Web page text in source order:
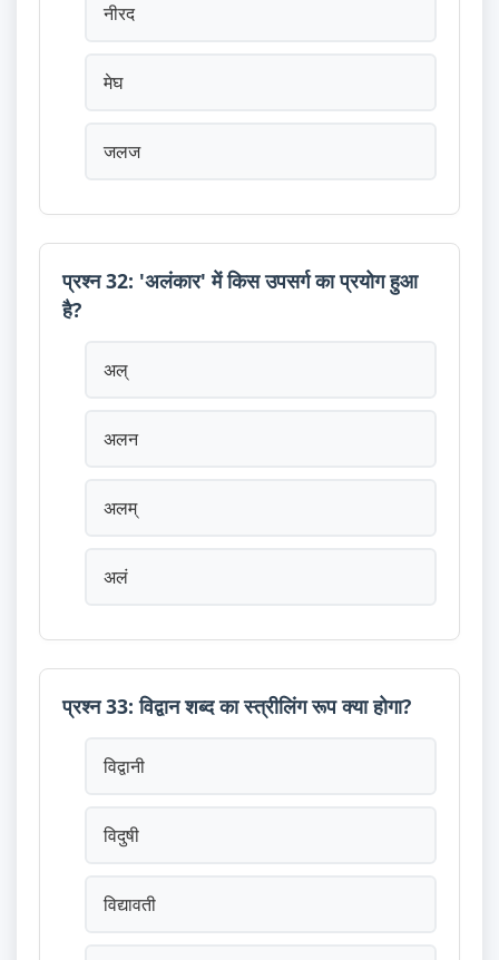
नीरद
मेघ
जलज
प्रश्न 32: 'अलंकार' में किस उपसर्ग का प्रयोग हुआ
है?
अल्
अलन
अलम्
अलं
प्रश्न 33: विद्वान शब्द का स्त्रीलिंग रूप क्या होगा?
विद्वानी
विदुषी
विद्यावती